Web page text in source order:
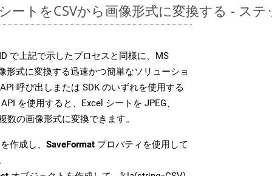
ートをCSVから画像形式に変換する - ス
で上記で示したプロセスと同様に、MS
形式に変換する迅速かつ簡単なソリューショ
呼び出しまたは SDK のいずれを使用する
を使用すると、Excel シートを JPEG、
数の画像形式に変換できます。
作成し、 SaveFormat プロパティを使用して